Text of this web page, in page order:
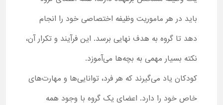
باید در هر ماموریت وظیفه اختصاصی خود را انجام
دهد تا گروه به هدف نهایی برسد. این فرآیند و تکرار آن،
نکته بسیار مهمی به بچه‌ها می‌آموزد.
کودکان یاد می‌گیرند که هر فرد، توانایی‌ها و مهارت‌های
خاص خود را دارد. اعضای یک گروه با وجود همه